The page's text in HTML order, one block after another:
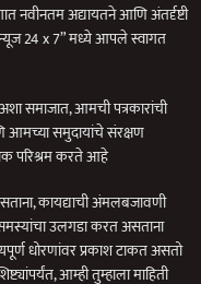
नवीनतम अद्यायतने आणि अंतर्दृष्टी
न्यूज 24 x 7” मध्ये आपले स्वागत
समाजात, आमची पत्रकारांची
आमच्या समुदायांचे संरक्षण
परिश्रम करते आहे
कायद्याची अंमलबजावणी
उलगडा करत असताना
धोरणांवर प्रकाश टाकत असतो
आम्ही तुम्हाला माहिती